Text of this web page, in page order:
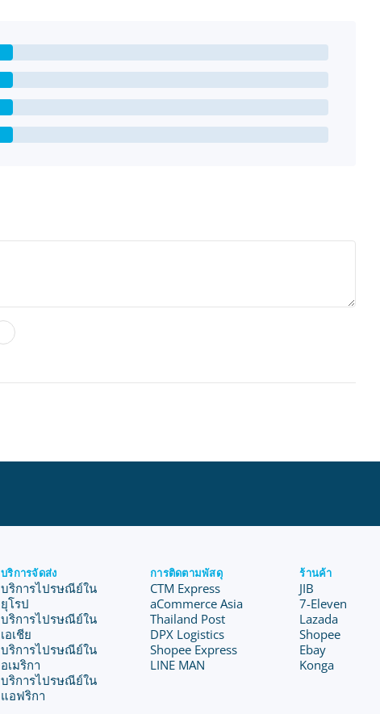
บริการจัดส่ง
บริการไปรษณีย์ใน
ยุโรป
บริการไปรษณีย์ใน
เอเชีย
บริการไปรษณีย์ใน
อเมริกา
บริการไปรษณีย์ใน
แอฟริกา
การติดตามพัสดุ
CTM Express
aCommerce Asia
Thailand Post
DPX Logistics
Shopee Express
LINE MAN
ร้านค้า
JIB
7-Eleven
Lazada
Shopee
Ebay
Konga